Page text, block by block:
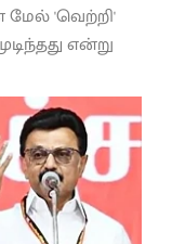
மேல் 'வெற்றி'
என்று